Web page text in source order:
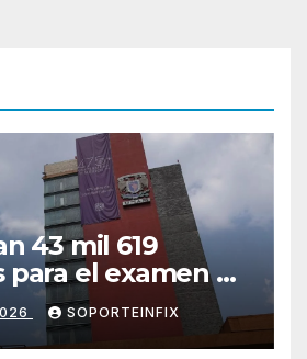
43 mil 619
el examen de
UNAM; 74.3% del
SOPORTEINFIX